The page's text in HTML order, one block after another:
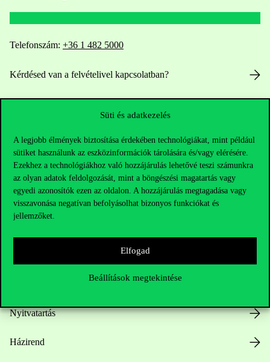
Süti és adatkezelés
A legjobb élmények biztosítása érdekében technológiákat, mint például
sütiket használunk az eszközinformációk tárolására és/vagy elérésére.
Ezekhez a technológiákhoz való hozzájárulás lehetővé teszi számunkra
az olyan adatok feldolgozását, mint a böngészési magatartás vagy
egyedi azonosítók ezen az oldalon. A hozzájárulás megtagadása vagy
visszavonása negatívan befolyásolhat bizonyos funkciókat és
jellemzőket.
Elfogad
Beállítások megtekintése
Telefonszám: +36 1 482 5000
Kérdésed van a felvételivel kapcsolatban?
Sajtó:press@uni-corvinus.hu
Hasznos linkek
Nyitvatartás
Házirend